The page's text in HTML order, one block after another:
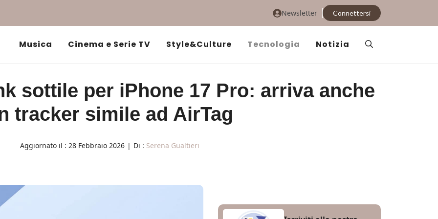
Newsletter Connettersi
Musica Cinema e Serie TV Style&Culture Tecnologia Notizia
sottile per iPhone 17 Pro: arriva anche
tracker simile ad AirTag
Aggiornato il : 28 Febbraio 2026 | Di : Serena Gualtieri